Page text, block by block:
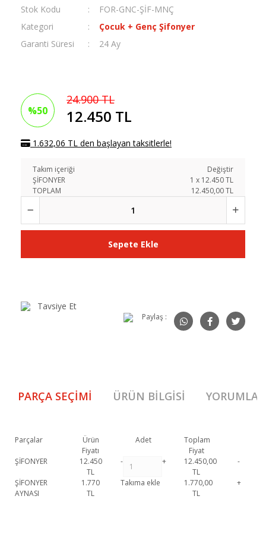
Stok Kodu
FOR-GNC-ŞİF-MNÇ
Kategori
Çocuk + Genç Şifonyer
Garanti Süresi
24 Ay
%50
24.900 TL
12.450 TL
1.632,06 TL den başlayan taksitlerle!
Takım içeriği
Değiştir
ŞİFONYER
1 x 12.450TL
TOPLAM
12.450,00 TL
Sepete Ekle
Tavsiye Et
Paylaş :
PARÇA SEÇIMI ÜRÜN BILGISI YORUMLAR
Parçalar
Ürün
Fiyatı
Adet
Toplam
Fiyat
ŞİFONYER
12.450
TL
- +
12.450,00
TL
-
ŞİFONYER
AYNASI
1.770
TL
Takıma ekle
1.770,00
TL
+